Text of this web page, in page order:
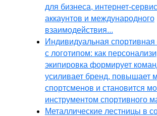
для бизнеса, интернет-
аккаунтов и международного
взаимодействия...
Индивидуальная
с логотипом: как
экипировка формирует
усиливает бренд, повышает
спортсменов и становится
инструментом спортивного
Металлические лестницы в